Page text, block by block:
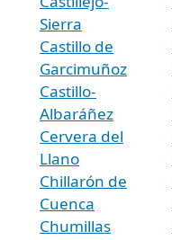
Sierra
Castillo de
Garcimuñoz
Castillo-
Albaráñez
Cervera del
Llano
Chillarón de
Cuenca
Chumillas